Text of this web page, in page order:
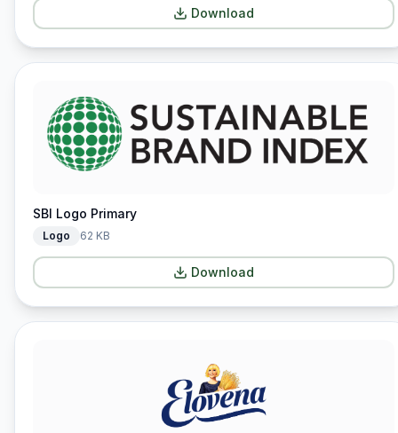
Download
SBI Logo Primary
Logo 62 KB
Download